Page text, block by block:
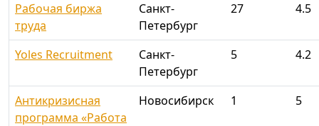
Рабочая биржа
труда
Санкт-
Петербург
27 4.5
Yoles Recruitment
Санкт-
Петербург
5 4.2
Антикризисная
программа «Работа
Новосибирск 1 5